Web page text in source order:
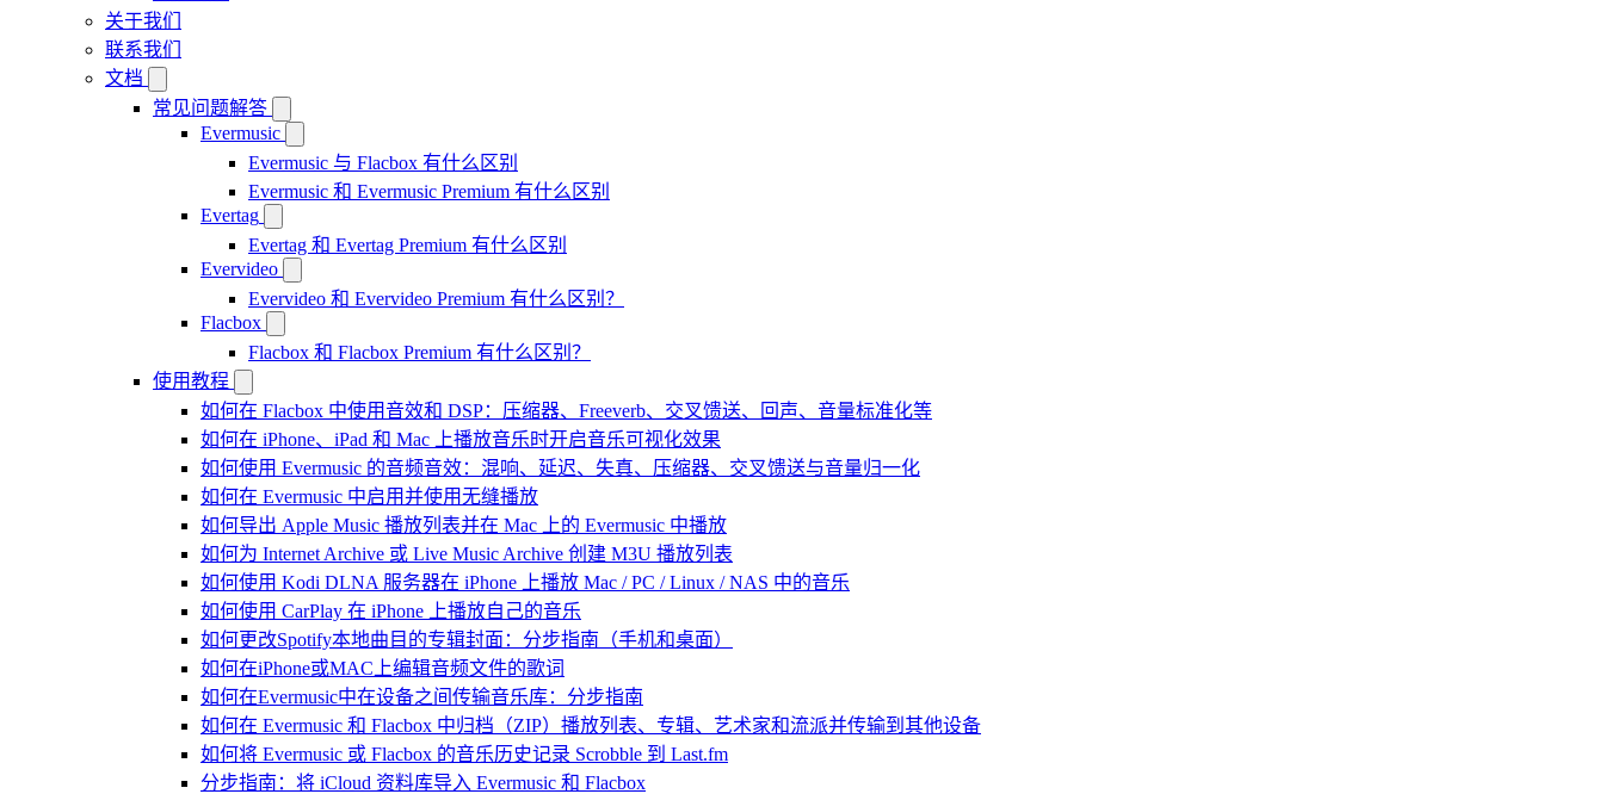
关于我们
联系我们
文档
常见问题解答
Evermusic
Evermusic 与 Flacbox 有什么区别
Evermusic 和 Evermusic Premium 有什么区别
Evertag
Evertag 和 Evertag Premium 有什么区别
Evervideo
Evervideo 和 Evervideo Premium 有什么区别？
Flacbox
Flacbox 和 Flacbox Premium 有什么区别？
使用教程
如何在 Flacbox 中使用音效和 DSP：压缩器、Freeverb、交叉馈送、回声、音量标准化等
如何在 iPhone、iPad 和 Mac 上播放音乐时开启音乐可视化效果
如何使用 Evermusic 的音频音效：混响、延迟、失真、压缩器、交叉馈送与音量归一化
如何在 Evermusic 中启用并使用无缝播放
如何导出 Apple Music 播放列表并在 Mac 上的 Evermusic 中播放
如何为 Internet Archive 或 Live Music Archive 创建 M3U 播放列表
如何使用 Kodi DLNA 服务器在 iPhone 上播放 Mac / PC / Linux / NAS 中的音乐
如何使用 CarPlay 在 iPhone 上播放自己的音乐
如何更改Spotify本地曲目的专辑封面：分步指南（手机和桌面）
如何在iPhone或MAC上编辑音频文件的歌词
如何在Evermusic中在设备之间传输音乐库：分步指南
如何在 Evermusic 和 Flacbox 中归档（ZIP）播放列表、专辑、艺术家和流派并传输到其他设备
如何将 Evermusic 或 Flacbox 的音乐历史记录 Scrobble 到 Last.fm
分步指南：将 iCloud 资料库导入 Evermusic 和 Flacbox